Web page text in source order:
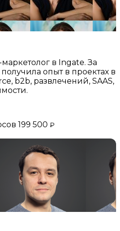
в Ingate. За
опыт в проектах в
b2b, развлечений, SAAS,
199 500 ₽